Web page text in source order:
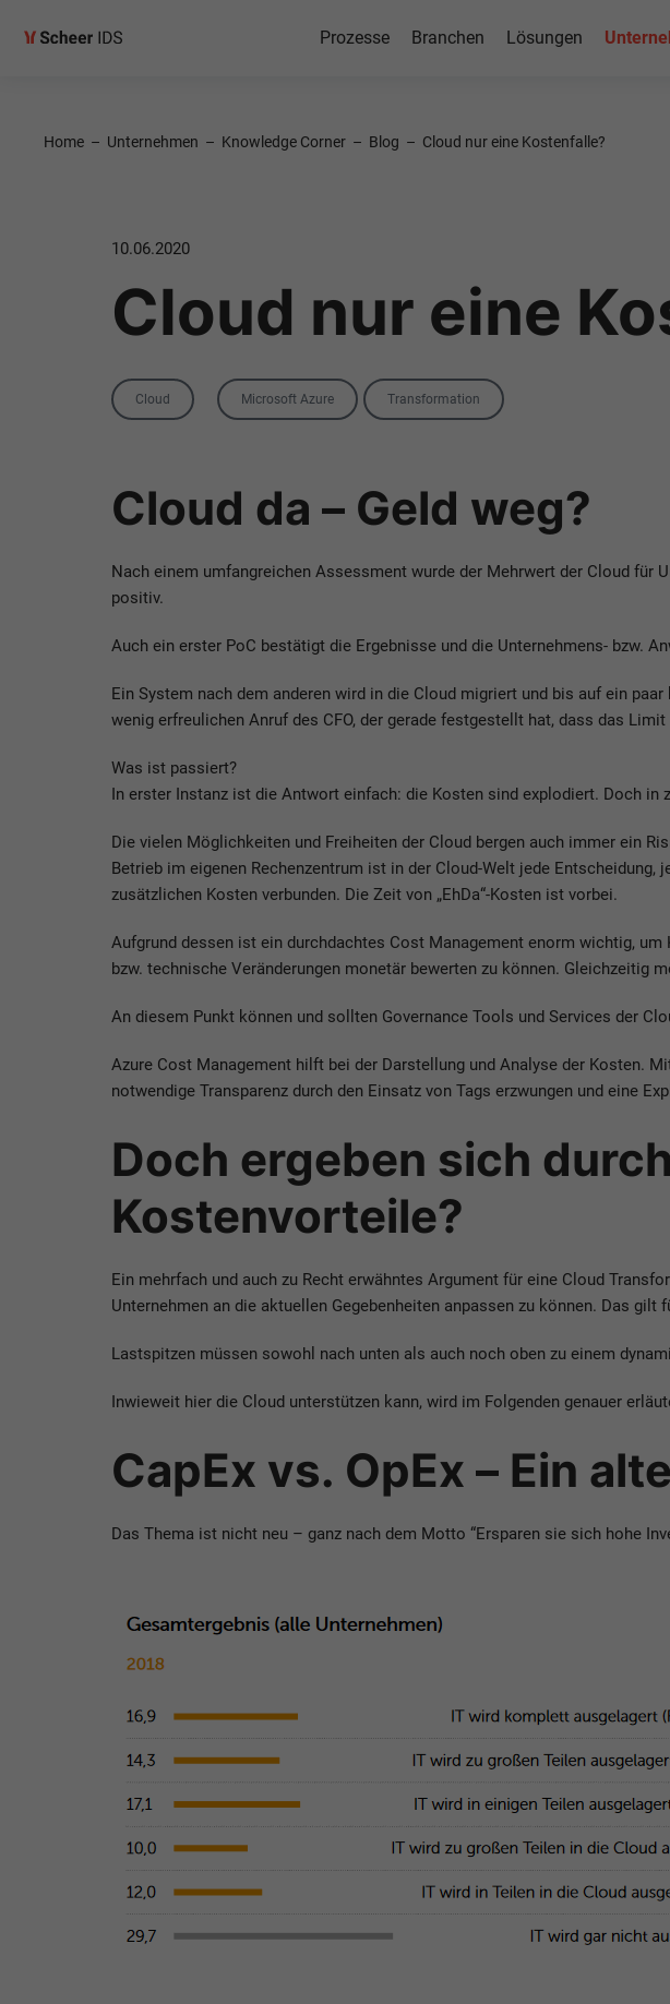
Prozesse Branchen Lösungen
Home – Unternehmen – Knowledge Corner – Blog – Cloud nur eine Kostenfalle?
10.06.2020
Cloud nur eine
Category
Cloud TagsMicrosoft Azure Transformation
Cloud da – Geld weg?
Nach einem umfangreichen Assessment wurde der Mehrwert der Cloud
positiv.
Auch ein erster PoC bestätigt die Ergebnisse und die Unternehmens- bzw.
Ein System nach dem anderen wird in die Cloud migriert und bis auf ein
wenig erfreulichen Anruf des CFO, der gerade festgestellt hat, dass das
Was ist passiert?
In erster Instanz ist die Antwort einfach: die Kosten sind explodiert. Doch in
Die vielen Möglichkeiten und Freiheiten der Cloud bergen auch immer ein
Betrieb im eigenen Rechenzentrum ist in der Cloud-Welt jede
zusätzlichen Kosten verbunden. Die Zeit von „EhDa“-Kosten ist vorbei.
Aufgrund dessen ist ein durchdachtes Cost Management enorm wichtig,
bzw. technische Veränderungen monetär bewerten zu können.
An diesem Punkt können und sollten Governance Tools und Services der
Azure Cost Management hilft bei der Darstellung und Analyse der Kosten.
notwendige Transparenz durch den Einsatz von Tags erzwungen und eine
Doch ergeben sich
Kostenvorteile?
Ein mehrfach und auch zu Recht erwähntes Argument für eine Cloud
Unternehmen an die aktuellen Gegebenheiten anpassen zu können. Das
Lastspitzen müssen sowohl nach unten als auch noch oben zu einem
Inwieweit hier die Cloud unterstützen kann, wird im Folgenden genauer
CapEx vs. OpEx – Ein
Das Thema ist nicht neu – ganz nach dem Motto “Ersparen sie sich hohe